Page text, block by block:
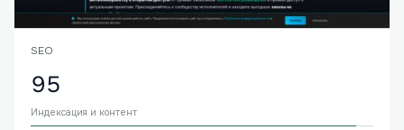
SEO
95
Индексация и контент